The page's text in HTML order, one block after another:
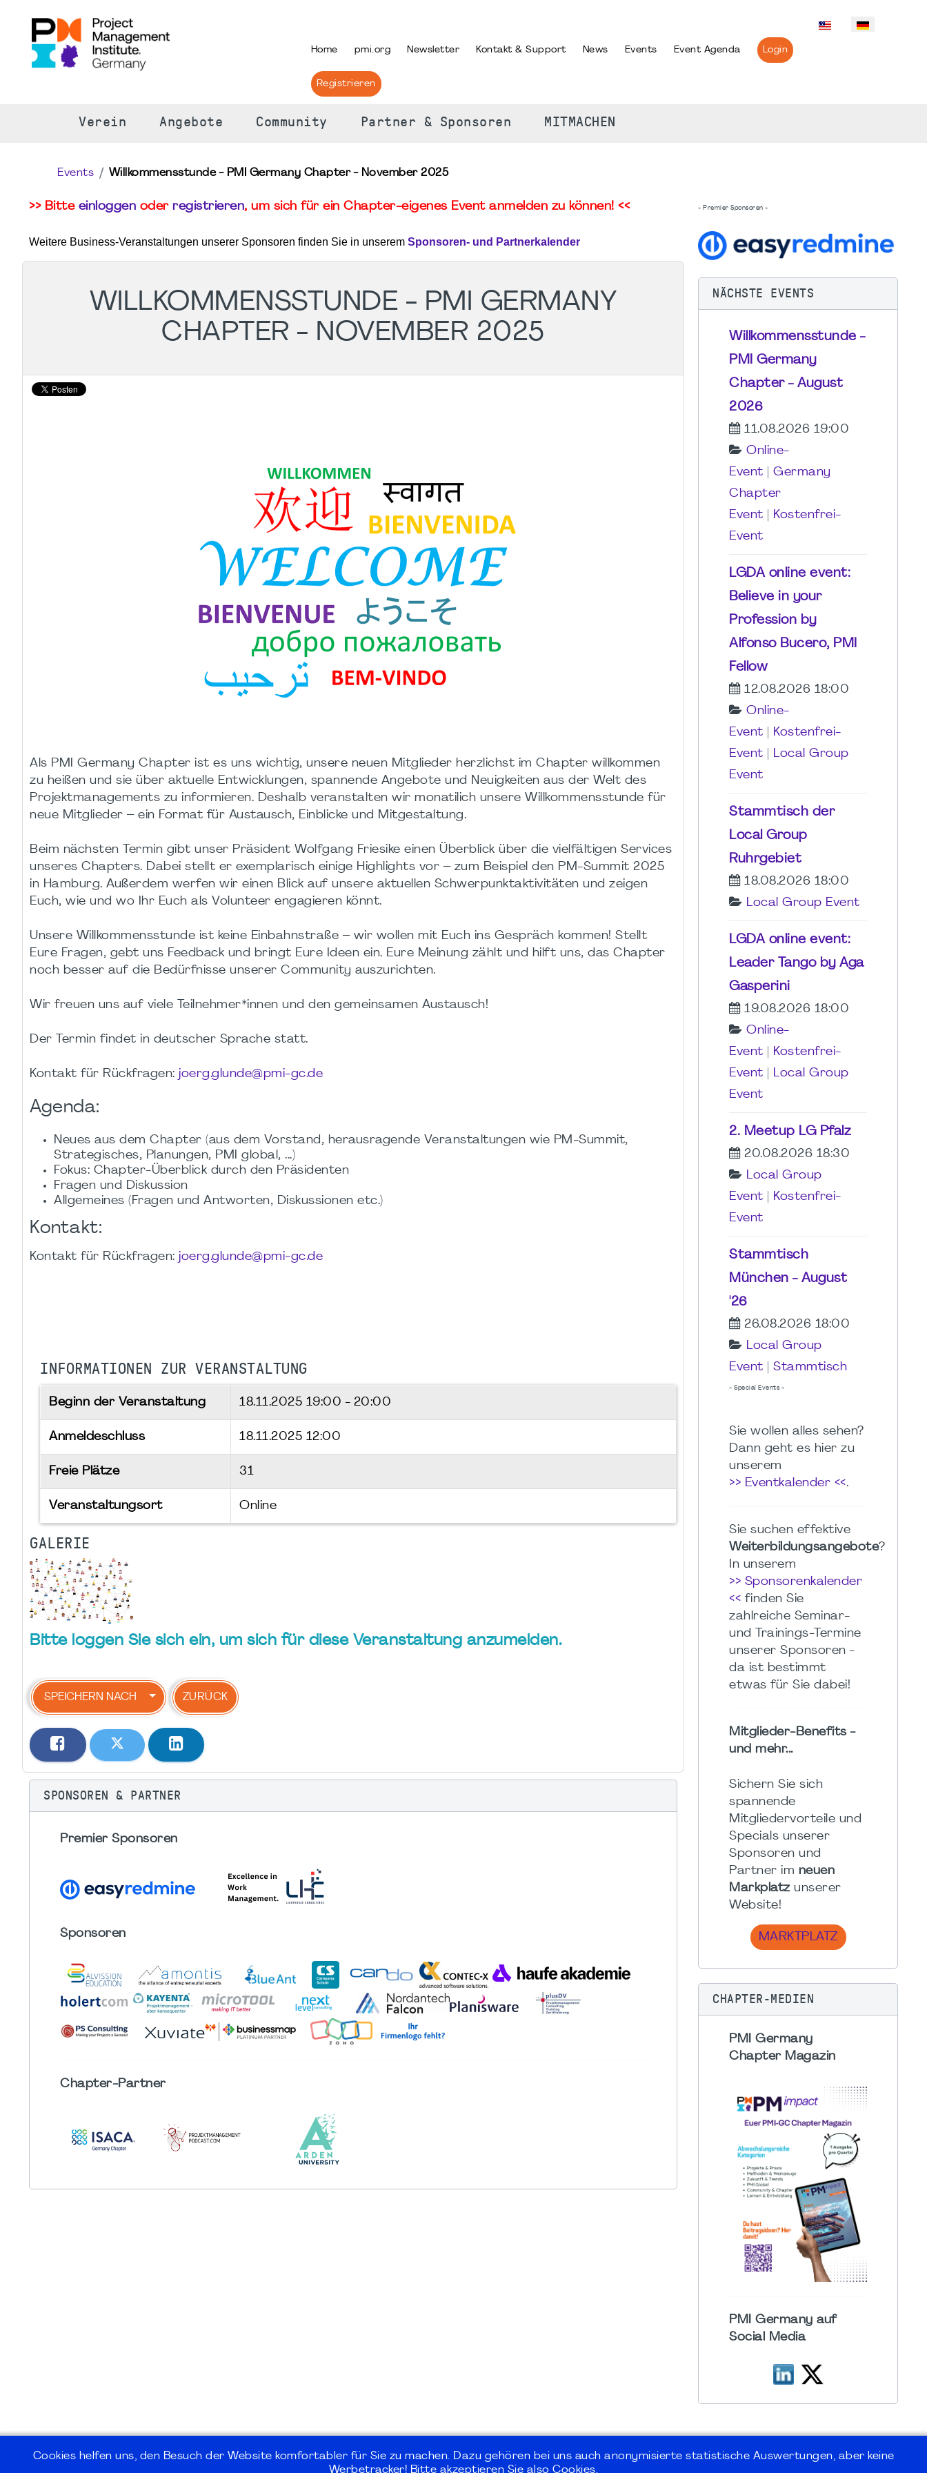
Home pmi.org Newsletter Kontakt & Support News Events Event Agenda Login
Registrieren
Verein Angebote Community Partner & Sponsoren MITMACHEN
Events Willkommensstunde - PMI Germany Chapter - November 2025
>> Bitte einloggen oder registrieren, um sich für ein Chapter-eigenes Event anmelden zu können! <<
Weitere Business-Veranstaltungen unserer Sponsoren finden Sie in unserem Sponsoren- und Partnerkalender
WILLKOMMENSSTUNDE - PMI GERMANY
CHAPTER - NOVEMBER 2025
Als PMI Germany Chapter ist es uns wichtig, unsere neuen Mitglieder herzlichst im Chapter willkommen
zu heißen und sie über aktuelle Entwicklungen, spannende Angebote und Neuigkeiten aus der Welt des
Projektmanagements zu informieren. Deshalb veranstalten wir monatilich unsere Willkommensstunde für
neue Mitglieder – ein Format für Austausch, Einblicke und Mitgestaltung.
Beim nächsten Termin gibt unser Präsident Wolfgang Friesike einen Überblick über die vielfältigen Services
unseres Chapters. Dabei stellt er exemplarisch einige Highlights vor – zum Beispiel den PM-Summit 2025
in Hamburg. Außerdem werfen wir einen Blick auf unsere aktuellen Schwerpunktaktivitäten und zeigen
Euch, wie und wo Ihr Euch als Volunteer engagieren könnt.
Unsere Willkommensstunde ist keine Einbahnstraße – wir wollen mit Euch ins Gespräch kommen! Stellt
Eure Fragen, gebt uns Feedback und bringt Eure Ideen ein. Eure Meinung zählt und hilft uns, das Chapter
noch besser auf die Bedürfnisse unserer Community auszurichten.
Wir freuen uns auf viele Teilnehmer*innen und den gemeinsamen Austausch!
Der Termin findet in deutscher Sprache statt.
Kontakt für Rückfragen: joerg.glunde@pmi-gc.de
Agenda:
Neues aus dem Chapter (aus dem Vorstand, herausragende Veranstaltungen wie PM-Summit,
Strategisches, Planungen, PMI global, ...)
Fokus: Chapter-Überblick durch den Präsidenten
Fragen und Diskussion
Allgemeines (Fragen und Antworten, Diskussionen etc.)
Kontakt:
Kontakt für Rückfragen: joerg.glunde@pmi-gc.de
INFORMATIONEN ZUR VERANSTALTUNG
Beginn der Veranstaltung 18.11.2025 19:00 - 20:00
Anmeldeschluss 18.11.2025 12:00
Freie Plätze 31
Veranstaltungsort Online
GALERIE
Bitte loggen Sie sich ein, um sich für diese Veranstaltung anzumelden.
SPEICHERN NACH ZURÜCK
SPONSOREN & PARTNER
Premier Sponsoren
Sponsoren
Chapter-Partner
- Premier Sponsoren -
NÄCHSTE EVENTS
Willkommensstunde -
PMI Germany
Chapter - August
2026
11.08.2026 19:00
Online-
Event
Germany
Chapter
Event
Kostenfrei-
Event
LGDA online event:
Believe in your
Profession by
Alfonso Bucero, PMI
Fellow
12.08.2026 18:00
Online-
Event
Kostenfrei-
Event
Local Group
Event
Stammtisch der
Local Group
Ruhrgebiet
18.08.2026 18:00
Local Group Event
LGDA online event:
Leader Tango by Aga
Gasperini
19.08.2026 18:00
Online-
Event
Kostenfrei-
Event
Local Group
Event
2. Meetup LG Pfalz
20.08.2026 18:30
Local Group
Event
Kostenfrei-
Event
Stammtisch
München - August
'26
26.08.2026 18:00
Local Group
Event
Stammtisch
- Special Events -
Sie wollen alles sehen?
Dann geht es hier zu
unserem
>> Eventkalender <<.
Sie suchen effektive
Weiterbildungsangebote?
In unserem
>> Sponsorenkalender
<< finden Sie
zahlreiche Seminar-
und Trainings-Termine
unserer Sponsoren -
da ist bestimmt
etwas für Sie dabei!
Mitglieder-Benefits -
und mehr...
Sichern Sie sich
spannende
Mitgliedervorteile und
Specials unserer
Sponsoren und
Partner im neuen
Markplatzunserer
Website!
MARKTPLATZ
CHAPTER-MEDIEN
PMI Germany
Chapter Magazin
PMI Germany auf
Social Media
Cookies helfen uns, den Besuch der Website komfortabler für Sie zu machen. Dazu gehören bei uns auch anonymisierte statistische Auswertungen, aber keine
Werbetracker! Bitte akzeptieren Sie also Cookies.